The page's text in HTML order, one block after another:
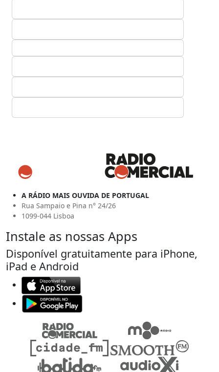
A RÁDIO MAIS OUVIDA DE PORTUGAL
Rua Sampaio e Pina n° 24/26
1099-044 Lisboa
Instale as nossas Apps
Disponível gratuitamente para iPhone,
iPad e Android